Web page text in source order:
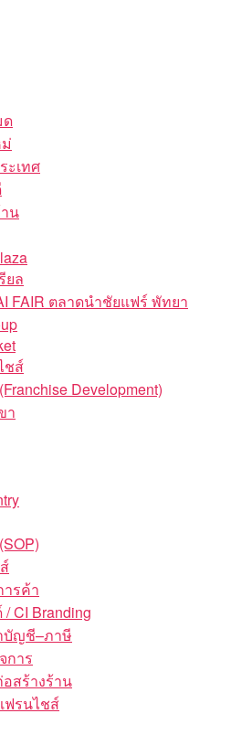
ด
ะเทศ
น
ยล
FAIR ตลาดนำชัยแฟร์ พัทยา
ชส์
Development)
า
ารค้า
CI Branding
บัญชี–ภาษี
การ
สร้างร้าน
ฟรนไชส์